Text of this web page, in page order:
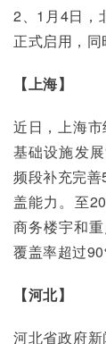
2、1月4日，
正式启用，同
【上海】
近日，上海
基础设施发
频段补充完
盖能力。至
商务楼宇和
覆盖率超过
【河北】
河北省政府